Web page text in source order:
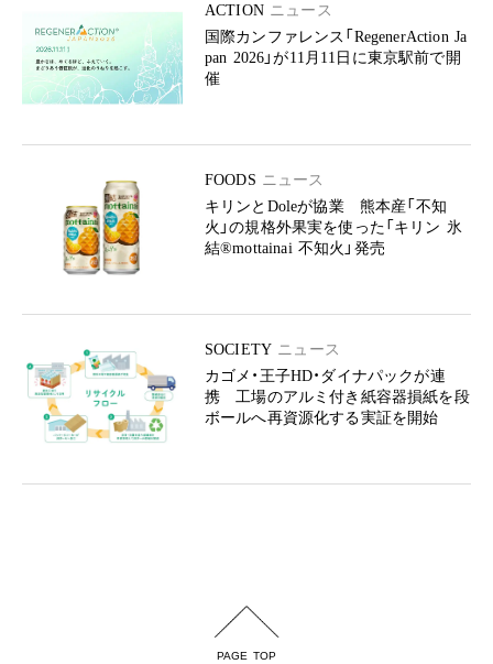
ACTION ニュース
国際カンファレンス「RegenerAction Ja
pan 2026」が11月11日に東京駅前で開
催
FOODS ニュース
キリンとDoleが協業 熊本産「不知
火」の規格外果実を使った「キリン 氷
結®mottainai 不知火」発売
SOCIETY ニュース
カゴメ・王子HD・ダイナパックが連
携 工場のアルミ付き紙容器損紙を段
ボールへ再資源化する実証を開始
PAGE TOP